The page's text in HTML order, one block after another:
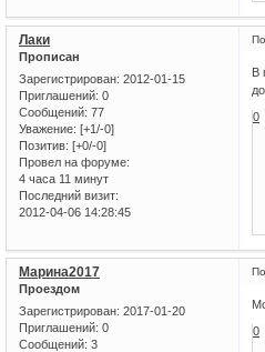
Лаки
Прописан
Зарегистрирован: 2012-01-15
Приглашений: 0
Сообщений: 77
Уважение: [+1/-0]
Позитив: [+0/-0]
Провел на форуме:
4 часа 11 минут
Последний визит:
2012-04-06 14:28:45
В
0
Марина2017
Проездом
Зарегистрирован: 2017-01-20
Приглашений: 0
Сообщений: 3
0